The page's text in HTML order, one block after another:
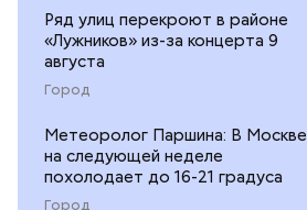
Ряд улиц перекроют в районе
«Лужников» из-за концерта 9
августа
Город
Метеоролог Паршина: В Москве
на следующей неделе
похолодает до 16-21 градуса
Город